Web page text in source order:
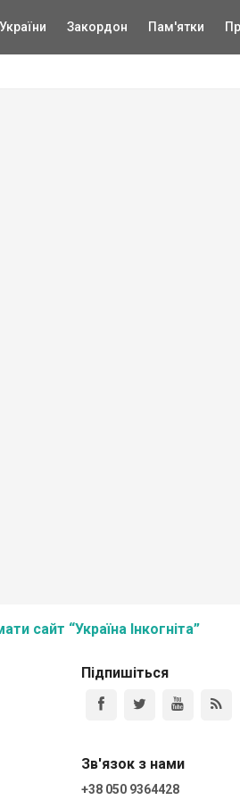
Закордон Пам'ятки
сайт “Україна Інкогніта”
Підпишіться
Зв'язок з нами
+38 050 9364428